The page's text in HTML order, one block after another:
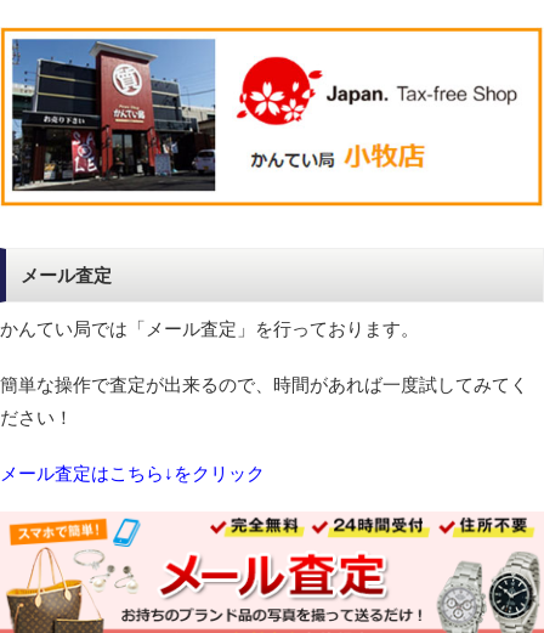
メール査定
かんてい局では「メール査定」を行っております。
簡単な操作で査定が出来るので、時間があれば一度試してみてく
ださい！
メール査定はこちら↓をクリック